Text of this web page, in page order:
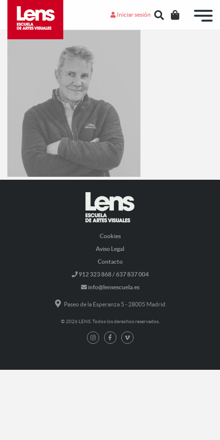
Iniciar sesión
Cookies
Aviso Legal
Contacto
912 323 868 / 637 837 004
info@lensescuela.es
Paseo de la Esperanza 5 - 28005 Madrid
© 2026 LENS. Todos los derechos reservados.